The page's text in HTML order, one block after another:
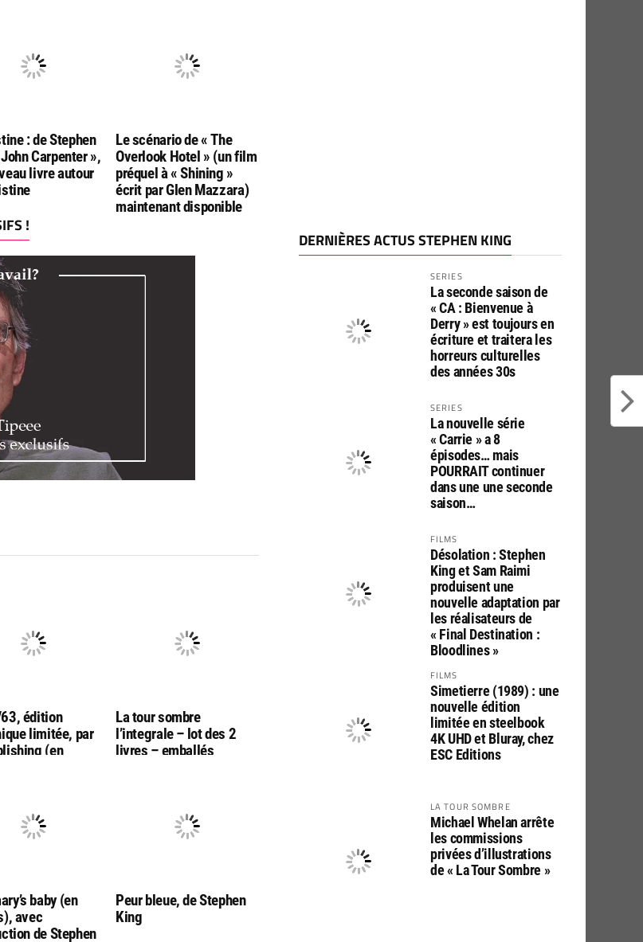
: de Stephen
Carpenter »,
livre autour
Le scénario de « The
Overlook Hotel » (un film
préquel à « Shining »
écrit par Glen Mazzara)
maintenant disponible
!
édition
limitée, par
(en
La tour sombre
l’integrale – lot des 2
livres – emballés
baby (en
avec
de Stephen
Peur bleue, de Stephen
King
DERNIÈRES ACTUS STEPHEN KING
SERIES
La seconde saison de
« CA : Bienvenue à
Derry » est toujours en
écriture et traitera les
horreurs culturelles
des années 30s
SERIES
La nouvelle série
« Carrie » a 8
épisodes… mais
POURRAIT continuer
dans une une seconde
saison…
FILMS
Désolation : Stephen
King et Sam Raimi
produisent une
nouvelle adaptation par
les réalisateurs de
« Final Destination :
Bloodlines »
FILMS
Simetierre (1989) : une
nouvelle édition
limitée en steelbook
4K UHD et Bluray, chez
ESC Editions
LA TOUR SOMBRE
Michael Whelan arrête
les commissions
privées d’illustrations
de « La Tour Sombre »